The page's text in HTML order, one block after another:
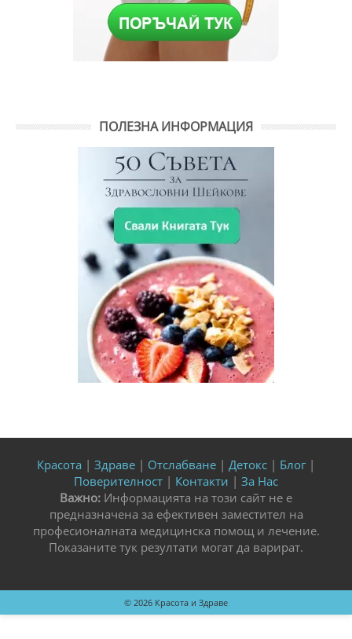
ПОЛЕЗНА ИНФОРМАЦИЯ
Красота | Здраве | Отслабване | Детокс | Блог |
Поверителност | Контакти | За Нас
Важно: Информацията на този сайт не е
предназначена за ефективен заместител на
професионалната медицинска помощ и лечение.
Показаните тук резултати могат да варират.
© 2026 Красота и Здраве